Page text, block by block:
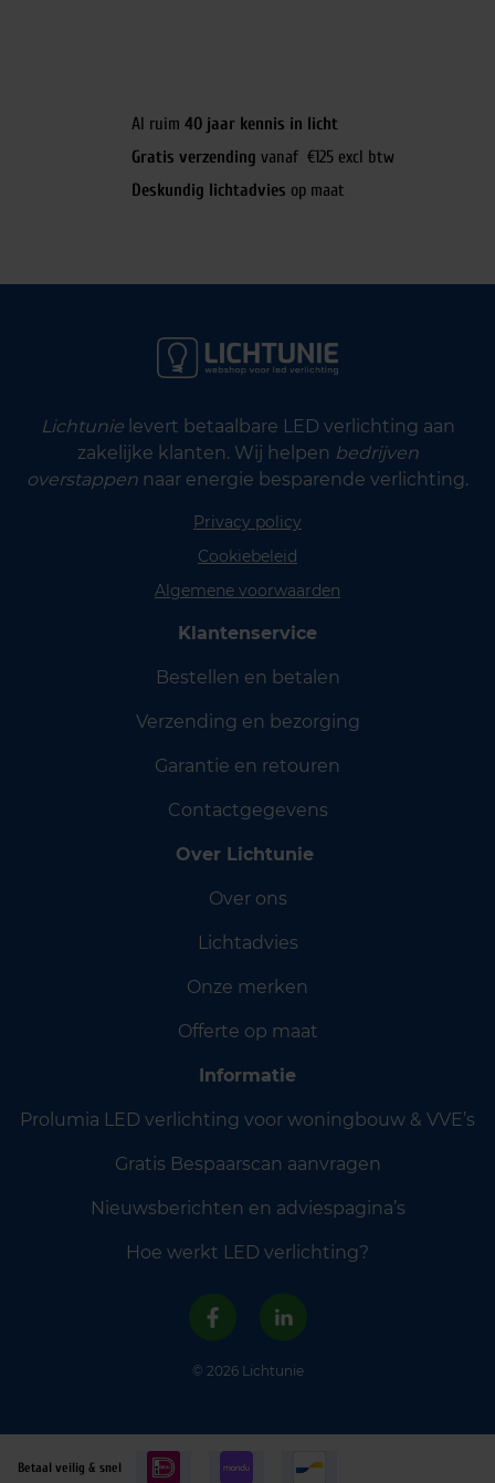
Al ruim 40 jaar kennis in licht
Gratis verzending vanaf €125 excl btw
Deskundig lichtadvies op maat
Lichtunielevert betaalbare LED verlichting aan
zakelijke klanten. Wij helpen bedrijven
overstappen naar energie besparende verlichting.
Privacy policy
Cookiebeleid
Algemene voorwaarden
Klantenservice
Bestellen en betalen
Verzending en bezorging
Garantie en retouren
Contactgegevens
Over Lichtunie
Over ons
Lichtadvies
Onze merken
Offerte op maat
Informatie
Prolumia LED verlichting voor woningbouw & VVE’s
Gratis Bespaarscan aanvragen
Nieuwsberichten en adviespagina’s
Hoe werkt LED verlichting?
© 2026 Lichtunie
Betaal veilig & snel